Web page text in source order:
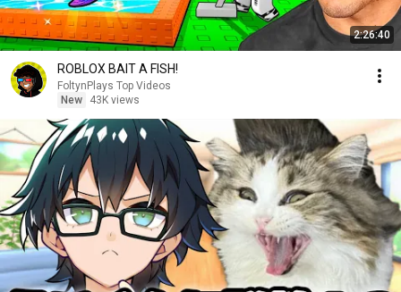
2:26:40
ROBLOX BAIT A FISH!
FoltynPlays Top Videos
New
43K views